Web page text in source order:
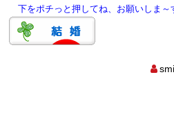
下をポチっと押してね、お願いしま～